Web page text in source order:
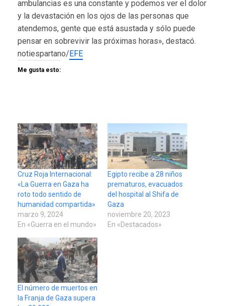
ambulancias es una constante y podemos ver el dolor
y la devastación en los ojos de las personas que
atendemos, gente que está asustada y sólo puede
pensar en sobrevivir las próximas horas», destacó.
notiespartano/EFE
Me gusta esto:
Cruz Roja Internacional:
«La Guerra en Gaza ha
roto todo sentido de
humanidad compartida»
marzo 9, 2024
En «Guerra en el mundo»
Egipto recibe a 28 niños
prematuros, evacuados
del hospital al Shifa de
Gaza
noviembre 20, 2023
En «Destacados»
El número de muertos en
la Franja de Gaza supera